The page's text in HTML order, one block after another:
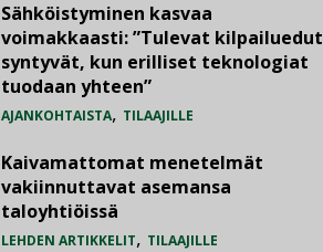
Sähköistyminen kasvaa
voimakkaasti: ”Tulevat kilpailuedut
syntyvät, kun erilliset teknologiat
tuodaan yhteen”
AJANKOHTAISTA, TILAAJILLE
Kaivamattomat menetelmät
vakiinnuttavat asemansa
taloyhtiöissä
LEHDEN ARTIKKELIT, TILAAJILLE